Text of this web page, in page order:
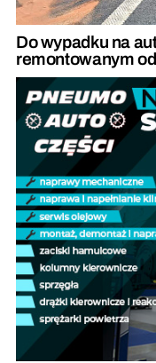
Do wypadku na
remontowanym